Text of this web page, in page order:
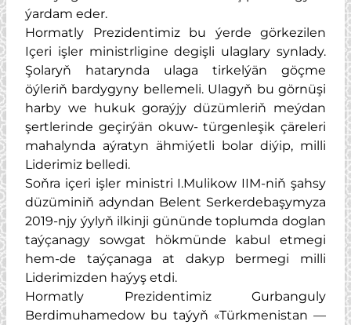
ýardam eder.
Hormatly Prezidentimiz bu ýerde görkezilen
Içeri işler ministrligine degişli ulaglary synlady.
Şolaryň hatarynda ulaga tirkelýän göçme
öýleriň bardygyny bellemeli. Ulagyň bu görnüşi
harby we hukuk goraýjy düzümleriň meýdan
şertlerinde geçirýän okuw- türgenleşik çäreleri
mahalynda aýratyn ähmiýetli bolar diýip, milli
Liderimiz belledi.
Soňra içeri işler ministri I.Mulikow IIM-niň şahsy
düzüminiň adyndan Belent Serkerdebaşymyza
2019-njy ýylyň ilkinji gününde toplumda doglan
taýçanagy sowgat hökmünde kabul etmegi
hem-de taýçanaga at dakyp bermegi milli
Liderimizden haýyş etdi.
Hormatly Prezidentimiz Gurbanguly
Berdimuhamedow bu taýyň «Türkmenistan —